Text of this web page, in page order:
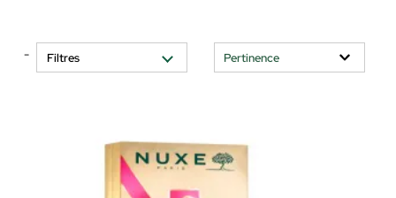
- Filtres